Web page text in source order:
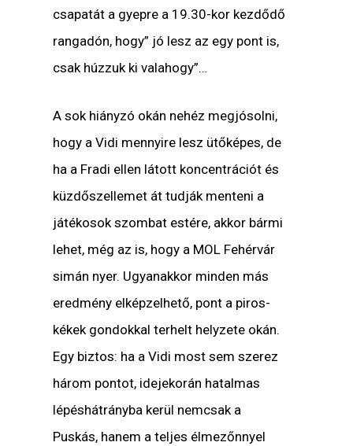
csapatát a gyepre a 19.30-kor kezdődő
rangadón, hogy” jó lesz az egy pont is,
csak húzzuk ki valahogy”…
A sok hiányzó okán nehéz megjósolni,
hogy a Vidi mennyire lesz ütőképes, de
ha a Fradi ellen látott koncentrációt és
küzdőszellemet át tudják menteni a
játékosok szombat estére, akkor bármi
lehet, még az is, hogy a MOL Fehérvár
simán nyer. Ugyanakkor minden más
eredmény elképzelhető, pont a piros-
kékek gondokkal terhelt helyzete okán.
Egy biztos: ha a Vidi most sem szerez
három pontot, idejekorán hatalmas
lépéshátrányba kerül nemcsak a
Puskás, hanem a teljes élmezőnnyel